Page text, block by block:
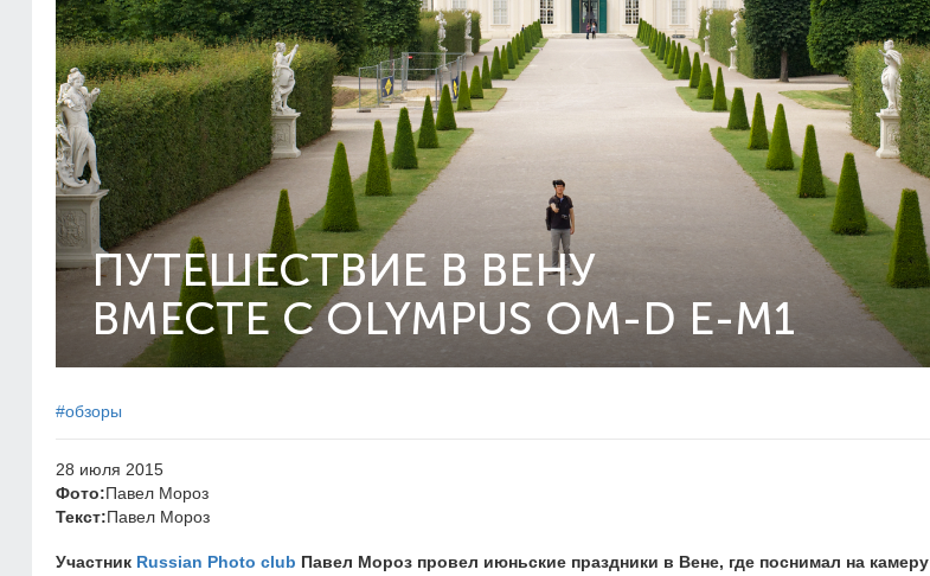
ПУТЕШЕСТВИЕ В ВЕНУ
ВМЕСТЕ С OLYMPUS OM-D E-M1
#обзоры
28 июля 2015
Фото:Павел Мороз
Текст:Павел Мороз
Участник Russian Photo club Павел Мороз провел июньские праздники в Вене, где поснимал на камеру